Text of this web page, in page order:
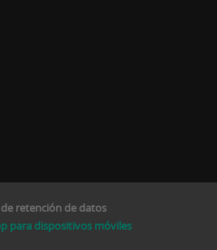
retención de datos
para dispositivos móviles